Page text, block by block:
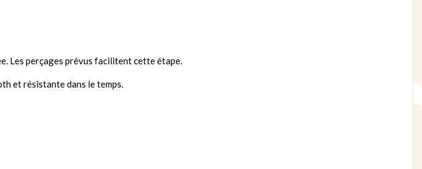
Les perçages prévus facilitent cette étape.
et résistante dans le temps.